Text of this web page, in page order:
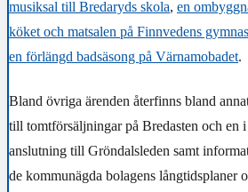
musiksal till Bredaryds skola, en
köket och matsalen på Finnvedens
en förlängd badsäsong på Värnamobadet.
Bland övriga ärenden återfinns bland
till tomtförsäljningar på Bredasten och en i
anslutning till Gröndalsleden samt
de kommunägda bolagens långtidsplaner